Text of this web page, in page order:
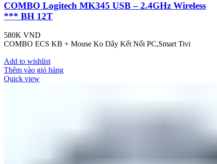
COMBO Logitech MK345 USB – 2.4GHz Wireless
*** BH 12T
580K VND
COMBO ECS KB + Mouse Ko Dây Kết Nối PC,Smart Tivi
Add to wishlist
Thêm vào giỏ hàng
Quick view